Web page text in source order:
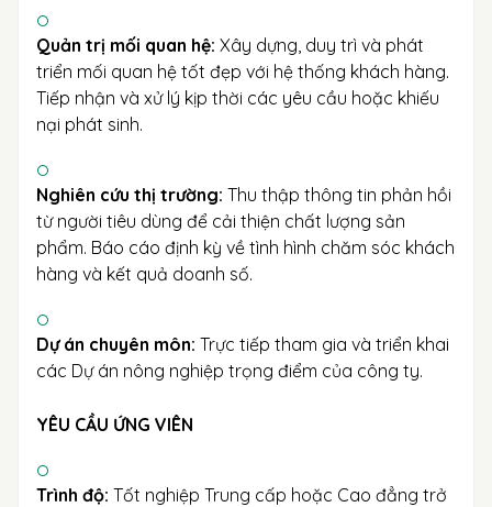
Quản trị mối quan hệ: Xây dựng, duy trì và phát
triển mối quan hệ tốt đẹp với hệ thống khách hàng.
Tiếp nhận và xử lý kịp thời các yêu cầu hoặc khiếu
nại phát sinh.
Nghiên cứu thị trường: Thu thập thông tin phản hồi
từ người tiêu dùng để cải thiện chất lượng sản
phẩm. Báo cáo định kỳ về tình hình chăm sóc khách
hàng và kết quả doanh số.
Dự án chuyên môn: Trực tiếp tham gia và triển khai
các Dự án nông nghiệp trọng điểm của công ty.
YÊU CẦU ỨNG VIÊN
Trình độ: Tốt nghiệp Trung cấp hoặc Cao đẳng trở